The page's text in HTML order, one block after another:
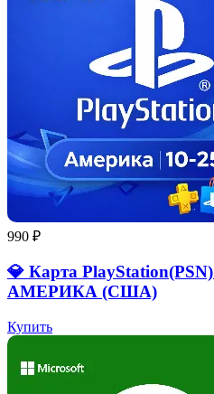
990 ₽
💎 Карта
АМЕРИКА (США)
Купить